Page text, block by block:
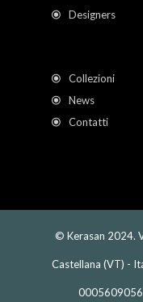
Designers
Collezioni
News
Contatti
© Kerasan 2024.
Castellana (VT) -